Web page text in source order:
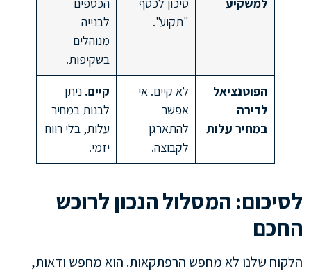
"תקוע".
לבנייה
מנוהלים
בשקיפות.
הפוטנציאל
לדירה
במחיר עלות
לא קיים. אי
אפשר
להתארגן
לקבוצה.
קיים. ניתן
לבנות במחיר
עלות, בלי רווח
יזמי.
לסיכום: המסלול הנכון לרוכש
החכם
הלקוח שלנו לא מחפש הרפתקאות. הוא מחפש ודאות,